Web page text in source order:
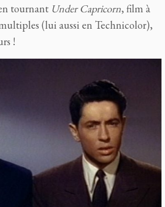
tournant Under Capricorn, film à
(lui aussi en Technicolor),
!